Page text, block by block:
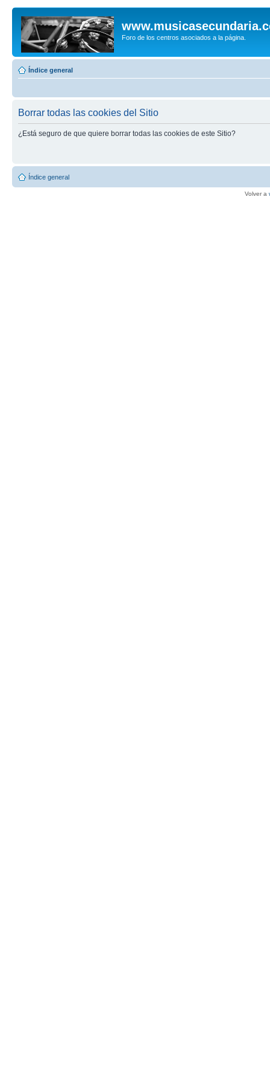
Foro de los centros asociados a la página.
Índice general
Borrar todas las cookies del Sitio
¿Está seguro de que quiere borrar todas las cookies de este Sitio?
Índice general
Volver a